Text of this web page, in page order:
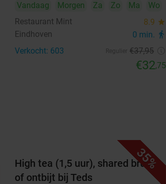
Vandaag Morgen Za Zo Ma
Wo
Restaurant Mint
8.9 star
Eindhoven 0 min. directions_walk
Verkocht: 603 €37,95
€32,75
35%
High tea (1,5 uur), shared brunch
of ontbijt bij Teds